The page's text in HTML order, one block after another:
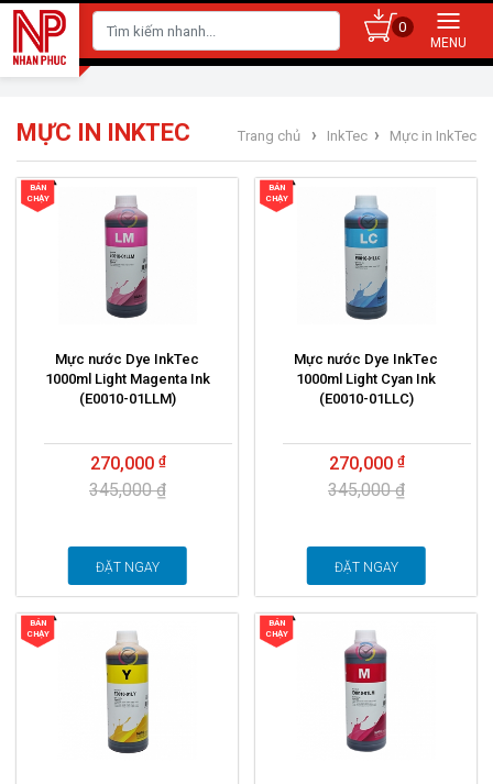
0
MỰC IN INKTEC Trang chủ › InkTec › Mực in InkTec
BÁN
CHẠY
Mực nước Dye InkTec
1000ml Light Magenta Ink
(E0010-01LLM)
270,000
345,000 ₫
ĐẶT NGAY
BÁN
CHẠY
Mực nước Dye InkTec
1000ml Light Cyan Ink
(E0010-01LLC)
270,000
345,000 ₫
ĐẶT NGAY
BÁN
CHẠY
BÁN
CHẠY